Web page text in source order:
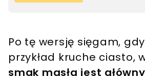
Po tę wersję sięgam,
przykład kruche ciasto,
smak masła jest